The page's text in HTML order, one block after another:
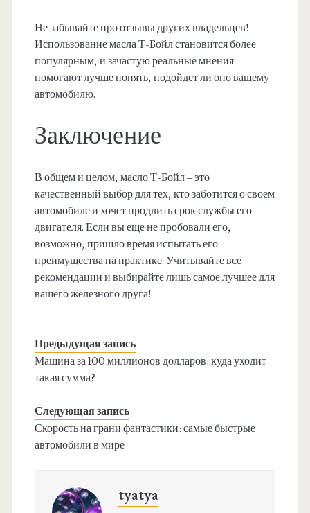
Не забывайте про отзывы других владельцев!
Использование масла Т-Бойл становится более
популярным, и зачастую реальные мнения
помогают лучше понять, подойдет ли оно вашему
автомобилю.
Заключение
В общем и целом, масло Т-Бойл – это
качественный выбор для тех, кто заботится о своем
автомобиле и хочет продлить срок службы его
двигателя. Если вы еще не пробовали его,
возможно, пришло время испытать его
преимущества на практике. Учитывайте все
рекомендации и выбирайте лишь самое лучшее для
вашего железного друга!
Предыдущая запись
Машина за 100 миллионов долларов: куда уходит
такая сумма?
Следующая запись
Скорость на грани фантастики: самые быстрые
автомобили в мире
tyatya